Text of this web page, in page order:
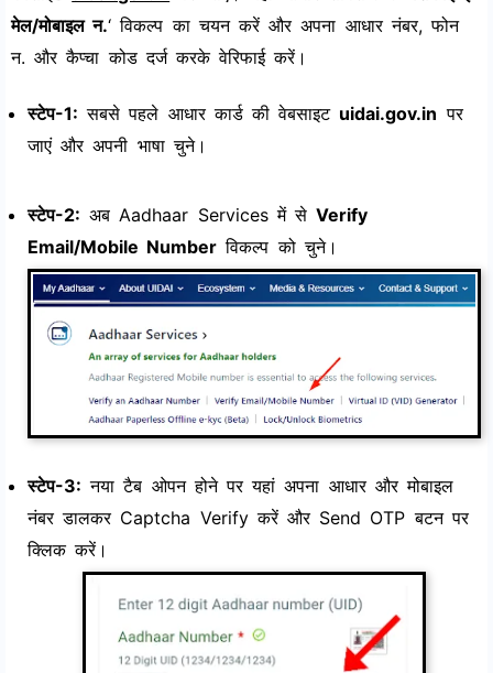
मेल/मोबाइल न.‘ विकल्प का चयन करें और अपना आधार नंबर, फोन
न. और कैप्चा कोड दर्ज करके वेरिफाई करें।
स्टेप-1: सबसे पहले आधार कार्ड की वेबसाइट uidai.gov.in पर
जाएं और अपनी भाषा चुने।
स्टेप-2: अब Aadhaar Services में सेVerify
Email/Mobile Number विकल्प को चुने।
स्टेप-3: नया टैब ओपन होने पर यहां अपना आधार और मोबाइल
नंबर डालकर Captcha Verify करें और Send OTP बटन पर
क्लिक करें।